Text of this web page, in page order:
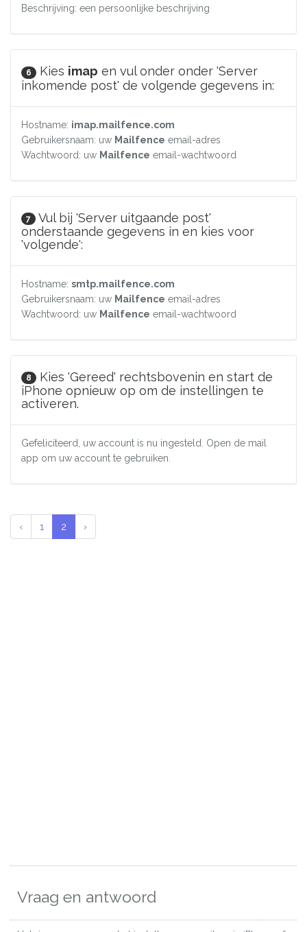
Beschrijving: een persoonlijke beschrijving
6 Kies imap en vul onder onder 'Server
inkomende post' de volgende gegevens in:
Hostname: imap.mailfence.com
Gebruikersnaam: uw Mailfence email-adres
Wachtwoord: uw Mailfence email-wachtwoord
7
Vul bij 'Server uitgaande post'
onderstaande gegevens in en kies voor
'volgende':
Hostname: smtp.mailfence.com
Gebruikersnaam: uw Mailfence email-adres
Wachtwoord: uw Mailfence email-wachtwoord
8
Kies 'Gereed' rechtsbovenin en start de
iPhone opnieuw op om de instellingen te
activeren.
Gefeliciteerd, uw account is nu ingesteld. Open de mail
app om uw account te gebruiken.
‹ 1 2 ›
Vraag en antwoord